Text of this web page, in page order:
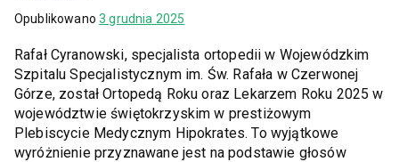
Opublikowano3 grudnia 2025
Rafał Cyranowski, specjalista ortopedii w Wojewódzkim
Szpitalu Specjalistycznym im. Św. Rafała w Czerwonej
Górze, został Ortopedą Roku oraz Lekarzem Roku 2025 w
województwie świętokrzyskim w prestiżowym
Plebiscycie Medycznym Hipokrates. To wyjątkowe
wyróżnienie przyznawane jest na podstawie głosów